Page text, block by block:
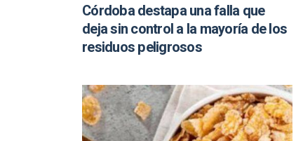
Córdoba destapa una falla que
deja sin control a la mayoría de los
residuos peligrosos